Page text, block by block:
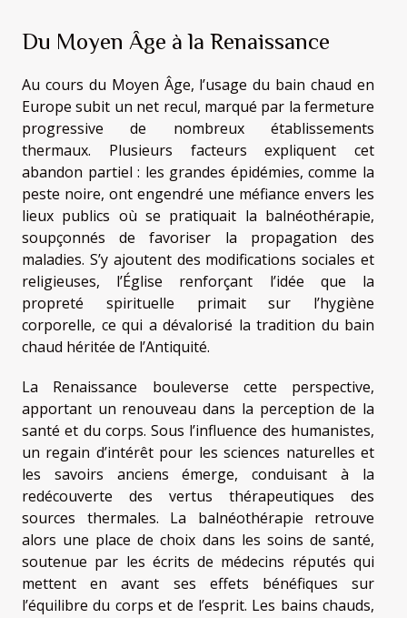
Du Moyen Âge à la Renaissance
Au cours du Moyen Âge, l’usage du bain chaud en
Europe subit un net recul, marqué par la fermeture
progressive de nombreux établissements
thermaux. Plusieurs facteurs expliquent cet
abandon partiel : les grandes épidémies, comme la
peste noire, ont engendré une méfiance envers les
lieux publics où se pratiquait la balnéothérapie,
soupçonnés de favoriser la propagation des
maladies. S’y ajoutent des modifications sociales et
religieuses, l’Église renforçant l’idée que la
propreté spirituelle primait sur l’hygiène
corporelle, ce qui a dévalorisé la tradition du bain
chaud héritée de l’Antiquité.
La Renaissance bouleverse cette perspective,
apportant un renouveau dans la perception de la
santé et du corps. Sous l’influence des humanistes,
un regain d’intérêt pour les sciences naturelles et
les savoirs anciens émerge, conduisant à la
redécouverte des vertus thérapeutiques des
sources thermales. La balnéothérapie retrouve
alors une place de choix dans les soins de santé,
soutenue par les écrits de médecins réputés qui
mettent en avant ses effets bénéfiques sur
l’équilibre du corps et de l’esprit. Les bains chauds,